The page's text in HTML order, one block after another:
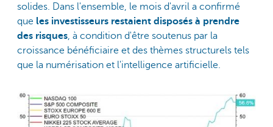
solides. Dans l'ensemble, le mois d'avril a confirmé
que les investisseurs restaient disposés à prendre
des risques, à condition d'être soutenus par la
croissance bénéficiaire et des thèmes structurels tels
que la numérisation et l'intelligence artificielle.